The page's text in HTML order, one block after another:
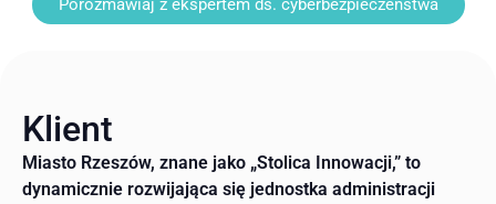
Porozmawiaj z ekspertem ds. cyberbezpieczeństwa
Klient
Miasto Rzeszów, znane jako „Stolica Innowacji,” to
dynamicznie rozwijająca się jednostka administracji